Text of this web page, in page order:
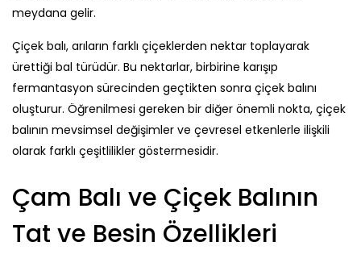
meydana gelir.
Çiçek balı, arıların farklı çiçeklerden nektar toplayarak
ürettiği bal türüdür. Bu nektarlar, birbirine karışıp
fermantasyon sürecinden geçtikten sonra çiçek balını
oluşturur. Öğrenilmesi gereken bir diğer önemli nokta, çiçek
balının mevsimsel değişimler ve çevresel etkenlerle ilişkili
olarak farklı çeşitlilikler göstermesidir.
Çam Balı ve Çiçek Balının
Tat ve Besin Özellikleri